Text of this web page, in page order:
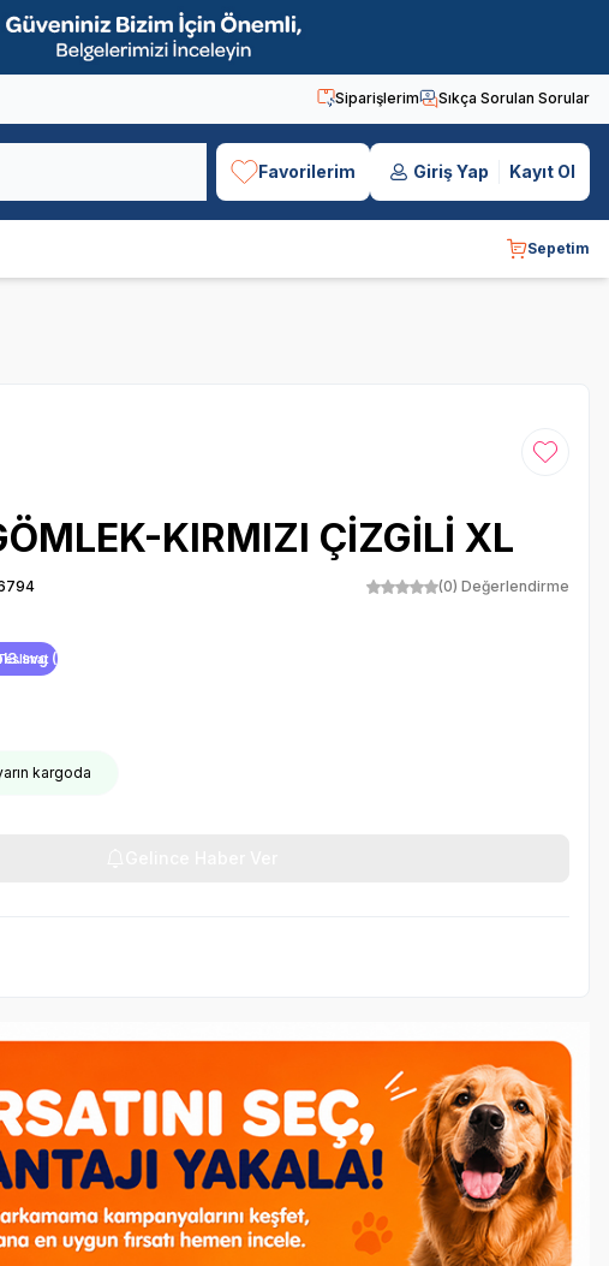
Siparişlerim Sıkça Sorulan Sorular
Favorilerim Giriş Yap Kayıt Ol
Sepetim
Favoriye
KIRMIZI ÇİZGİLİ XL
(0) Değerlendirme
kargoda